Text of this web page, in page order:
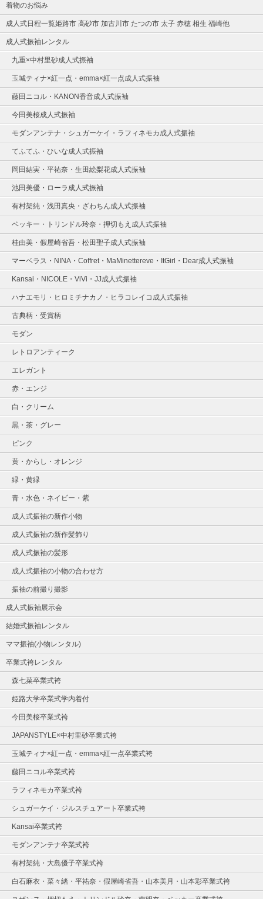
着物のお悩み
成人式日程一覧姫路市 高砂市 加古川市 たつの市 太子 赤穂 相生 福崎他
成人式振袖レンタル
九重×中村里砂成人式振袖
玉城ティナ×紅一点・emma×紅一点成人式振袖
藤田ニコル・KANON香音成人式振袖
今田美桜成人式振袖
モダンアンテナ・シュガーケイ・ラフィネモカ成人式振袖
てふてふ・ひいな成人式振袖
岡田結実・平祐奈・生田絵梨花成人式振袖
池田美優・ローラ成人式振袖
有村架純・浅田真央・ざわちん成人式振袖
ベッキー・トリンドル玲奈・押切もえ成人式振袖
桂由美・假屋崎省吾・松田聖子成人式振袖
マーベラス・NINA・Coffret・MaMinettereve・ItGirl・Dear成人式振袖
Kansai・NICOLE・ViVi・JJ成人式振袖
ハナエモリ・ヒロミチナカノ・ヒラコレイコ成人式振袖
古典柄・受賞柄
モダン
レトロアンティーク
エレガント
赤・エンジ
白・クリーム
黒・茶・グレー
ピンク
黄・からし・オレンジ
緑・黄緑
青・水色・ネイビー・紫
成人式振袖の新作小物
成人式振袖の新作髪飾り
成人式振袖の髪形
成人式振袖の小物の合わせ方
振袖の前撮り撮影
成人式振袖展示会
結婚式振袖レンタル
ママ振袖(小物レンタル)
卒業式袴レンタル
森七菜卒業式袴
姫路大学卒業式学内着付
今田美桜卒業式袴
JAPANSTYLE×中村里砂卒業式袴
玉城ティナ×紅一点・emma×紅一点卒業式袴
藤田ニコル卒業式袴
ラフィネモカ卒業式袴
シュガーケイ・ジルスチュアート卒業式袴
Kansai卒業式袴
モダンアンテナ卒業式袴
有村架純・大島優子卒業式袴
白石麻衣・菜々緒・平祐奈・假屋崎省吾・山本美月・山本彩卒業式袴